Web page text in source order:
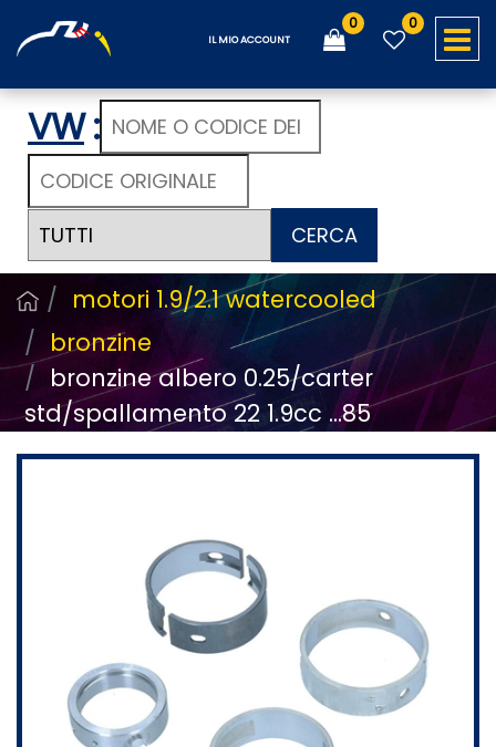
IL MIO ACCOUNT
0 0
VW:
CERCA
motori 1.9/2.1 watercooled
bronzine
bronzine albero 0.25/carter
std/spallamento 22 1.9cc ...85